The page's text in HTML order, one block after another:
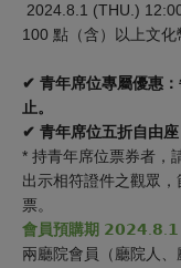
2024.8.1 (THU.)
100 點（含）以上文
✔ 青年席位專屬優惠
止。
✔ 青年席位五折自由
* 持青年席位票券者，
出示相符證件之觀眾
票。
會員預購期
兩廳院會員（廳院人